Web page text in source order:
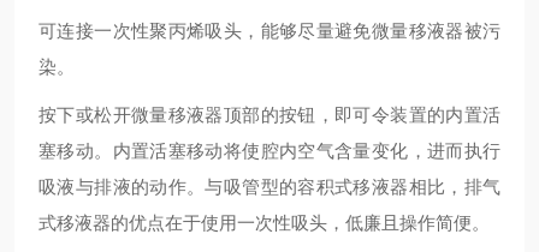
可连接一次性聚丙烯吸头，能够尽量避免微量移液器被污
染。
按下或松开微量移液器顶部的按钮，即可令装置的内置活
塞移动。内置活塞移动将使腔内空气含量变化，进而执行
吸液与排液的动作。与吸管型的容积式移液器相比，排气
式移液器的优点在于使用一次性吸头，低廉且操作简便。